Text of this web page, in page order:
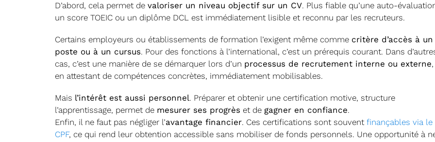
D’abord, cela permet de valoriser un niveau objectif sur un CV. Plus fiable qu’une auto-
un score TOEIC ou un diplôme DCL est immédiatement lisible et reconnu par les recruteurs.
Certains employeurs ou établissements de formation l’exigent même comme critère d’accès à un
poste ou à un cursus. Pour des fonctions à l’international, c’est un prérequis courant. Dans
cas, c’est une manière de se démarquer lors d’un processus de recrutement interne ou externe,
en attestant de compétences concrètes, immédiatement mobilisables.
Mais l’intérêt est aussi personnel. Préparer et obtenir une certification motive, structure
l’apprentissage, permet de mesurer ses progrès et de gagner en confiance.
Enfin, il ne faut pas négliger l’avantage financier. Ces certifications sont souvent finançables via le
CPF, ce qui rend leur obtention accessible sans mobiliser de fonds personnels. Une opportunité à